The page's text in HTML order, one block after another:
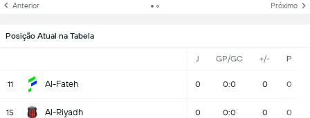
Anterior Próximo
Posição Atual na Tabela
J GP/GC +/- P
11 Al-Fateh 0 0:0 0 0
15 Al-Riyadh 0 0:0 0 0